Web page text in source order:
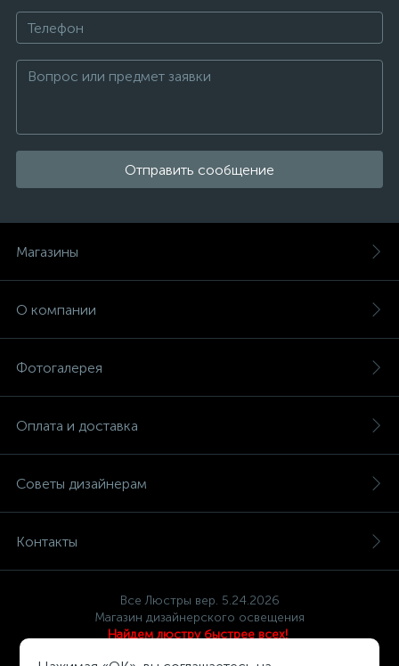
Отправить сообщение
Магазины
О компании
Фотогалерея
Оплата и доставка
Советы дизайнерам
Контакты
Все Люстры вер. 5.24.2026
Магазин дизайнерского освещения
Найдем люстру быстрее всех!
Политика компании в отношении обработки персональных